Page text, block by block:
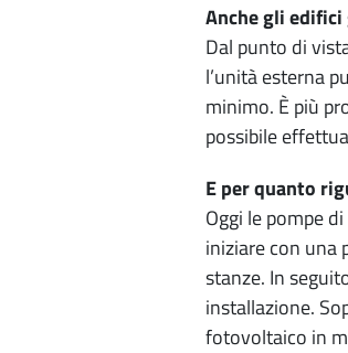
Anche gli
Dal punto di
l’unità esterna
minimo. È più
possibile
E per quanto
Oggi le pompe
iniziare con una
stanze. In
installazione.
fotovoltaico in